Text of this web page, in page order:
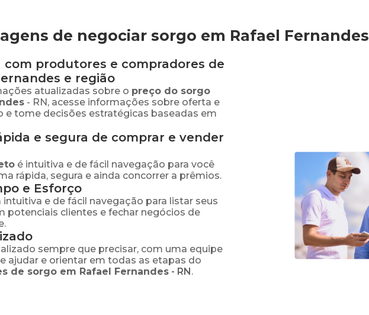
de negociar sorgo em Rafael Fernandes
com produtores e compradores de
e região
atualizadas sobre o preço do sorgo
- RN, acesse informações sobre oferta e
e tome decisões estratégicas baseadas em
e segura de comprar e vender
é intuitiva e de fácil navegação para você
rápida, segura e ainda concorrer a prêmios.
e Esforço
e de fácil navegação para listar seus
potenciais clientes e fechar negócios de
sempre que precisar, com uma equipe
ajudar e orientar em todas as etapas do
de sorgo em Rafael Fernandes - RN.